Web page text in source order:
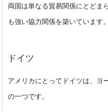
両国は単なる貿易関係にとどま
も強い協力関係を築いています。
ドイツ
アメリカにとってドイツは、ヨ
の一つです。